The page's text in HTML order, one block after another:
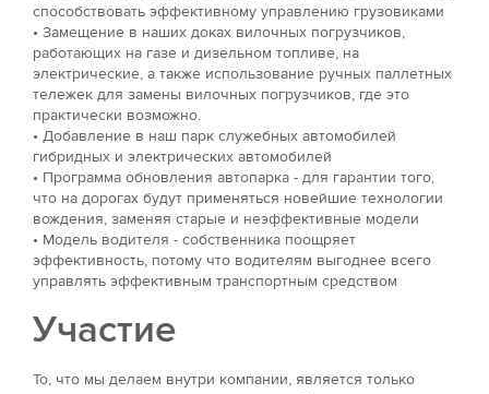
способствовать эффективному управлению грузовиками
• Замещение в наших доках вилочных погрузчиков,
работающих на газе и дизельном топливе, на
электрические, а также использование ручных паллетных
тележек для замены вилочных погрузчиков, где это
практически возможно.
• Добавление в наш парк служебных автомобилей
гибридных и электрических автомобилей
• Программа обновления автопарка - для гарантии того,
что на дорогах будут применяться новейшие технологии
вождения, заменяя старые и неэффективные модели
• Модель водителя - собственника поощряет
эффективность, потому что водителям выгоднее всего
управлять эффективным транспортным средством
Участие
То, что мы делаем внутри компании, является только